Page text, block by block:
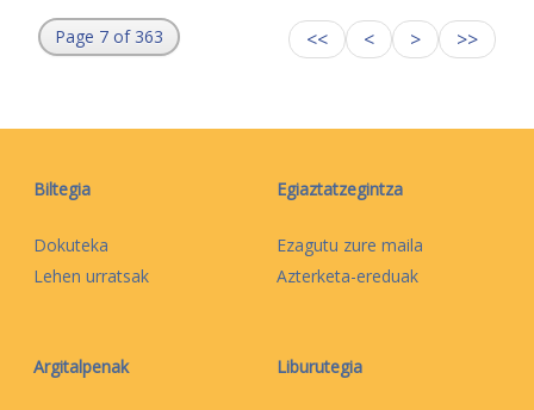
Page 7 of 363 << < > >>
Biltegia
Dokuteka
Lehen urratsak
Egiaztatzegintza
Ezagutu zure maila
Azterketa-ereduak
Argitalpenak Liburutegia